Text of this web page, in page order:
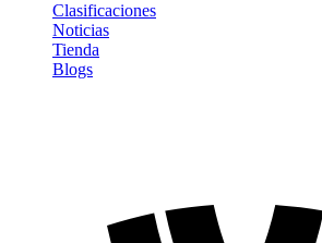
Clasificaciones
Noticias
Tienda
Blogs